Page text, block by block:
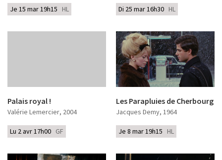
Je 15 mar 19h15 HL Di 25 mar 16h30 HL
Palais royal !
Valérie Lemercier, 2004
Lu 2 avr 17h00 GF
Les Parapluies de Cherbourg
Jacques Demy, 1964
Je 8 mar 19h15 HL